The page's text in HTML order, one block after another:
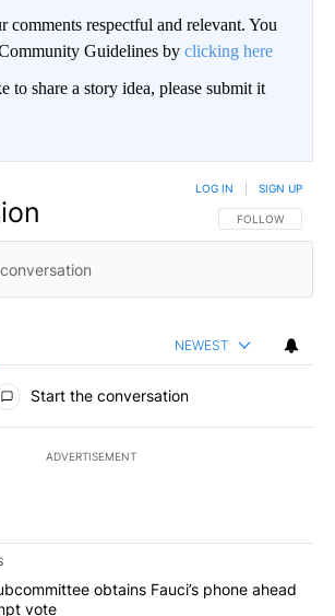
comments respectful and relevant. You
Guidelines by clicking here
to share a story idea, please submit it
FOLLOW THIS
FOLLOW
LOG IN SIGN UP
NEWEST
Start the conversation
ADVERTISEMENT
of the most commented articles in the last
"Senate subcommittee obtains Fauci’s
obtains Fauci’s phone ahead
vote